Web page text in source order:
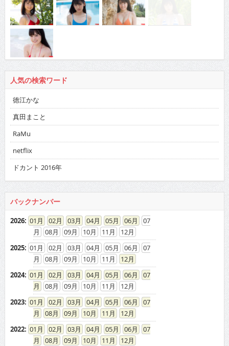
人気の検索ワード
徳江かな
真田まこと
RaMu
netflix
ドカント 2016年
バックナンバー
2026: 01 02 03 04 05 06
07
08
09 10 11
12
2025: 01 02 03 04 05 06
07
08
09 10 11
12
2024: 01 02 03 04 05 06
07
08
09 10 11
12
2023: 01 02 03 04 05 06
07
08
09 10 11
12
2022: 01 02 03 04 05 06
07
08
09 10 11
12